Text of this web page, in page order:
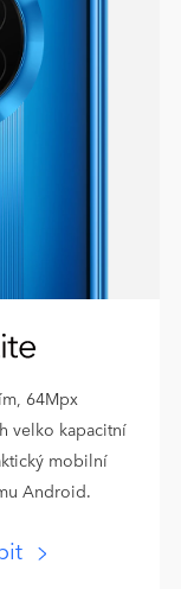
64Mpx
velko kapacitní
mobilní
Android.